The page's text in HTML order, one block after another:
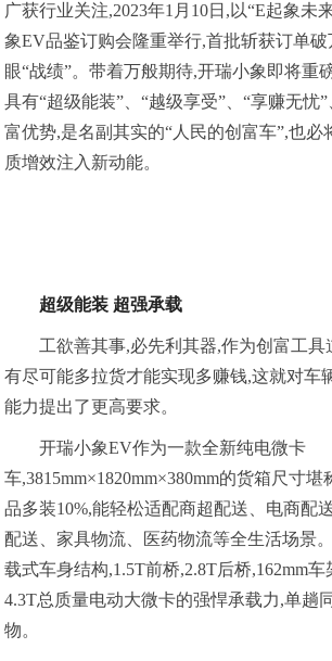
广获行业关注,2023年1月10日,以“E起象未
象EV品鉴订购会隆重举行,首批斩获订单
眼“战绩”。带着万般期待,开瑞小象即将重
具有“超级能装”、“越级享受”、“享赚无忧”
富优势,是名副其实的“人民的创富车”,也必
质增效注入新动能。
超级能装 超强承载
工欲善其事,必先利其器,作为创富工具
有尽可能多拉货才能实现多赚钱,这就对车
能力提出了更高要求。
开瑞小象EV作为一款全新纯电微卡
车,3815mm×1820mm×380mm的货箱尺寸
品多装10%,能轻松适配商超配送、电商配
配送、家具物流、医药物流等全生活场景
载式车身结构,1.5T前桥,2.8T后桥,162mm
4.3T总质量电动大微卡的强悍承载力,单趟
物。